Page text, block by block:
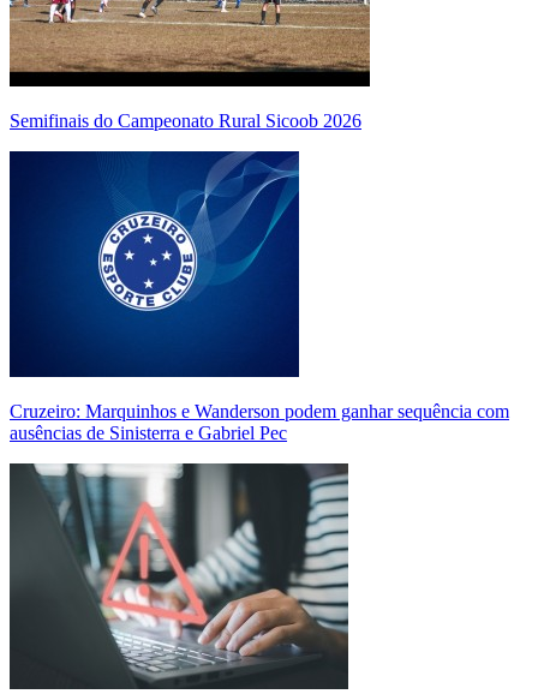
Semifinais do Campeonato Rural Sicoob 2026
Cruzeiro: Marquinhos e Wanderson podem ganhar sequência com
ausências de Sinisterra e Gabriel Pec